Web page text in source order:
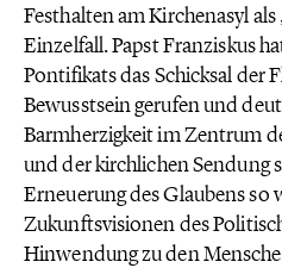
Festhalten am Kirchenasyl
Einzelfall. Papst Franziskus
Pontifikats das Schicksal der
Bewusstsein gerufen und
Barmherzigkeit im Zentrum
und der kirchlichen Sendung
Erneuerung des Glaubens so
Zukunftsvisionen des
Hinwendung zu den